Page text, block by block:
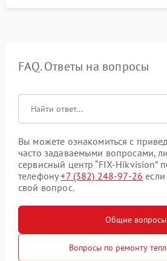
FAQ. Ответы на вопросы
Вы можете ознакомиться с
часто задаваемыми вопросами,
сервисный центр “FIX-Hikvision”
телефону+7 (382) 248-97-26
свой вопрос.
Общие вопросы
Вопросы по ремонту